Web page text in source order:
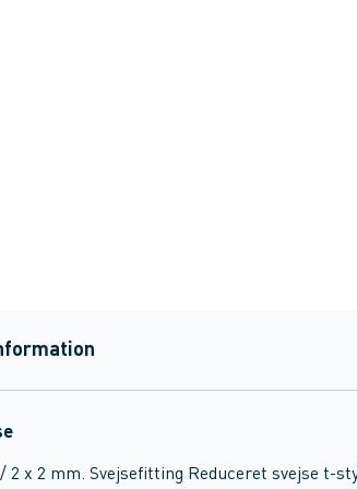
/ 2 x 2 mm. Svejsefitting Reduceret svejse t-